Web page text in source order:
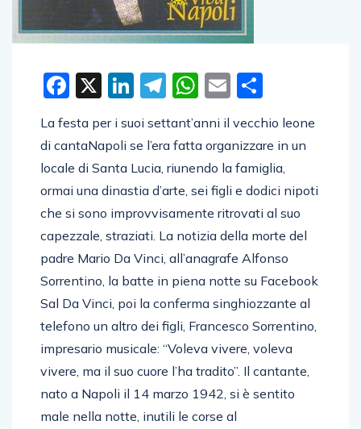
Facebook
X LinkedIn
Telegram
WhatsApp
Email
La festa per i suoi settant’anni il vecchio leone
di cantaNapoli se l’era fatta organizzare in un
locale di Santa Lucia, riunendo la famiglia,
ormai una dinastia d’arte, sei figli e dodici nipoti
che si sono improvvisamente ritrovati al suo
capezzale, straziati. La notizia della morte del
padre Mario Da Vinci, all’anagrafe Alfonso
Sorrentino, la batte in piena notte su Facebook
Sal Da Vinci, poi la conferma singhiozzante al
telefono un altro dei figli, Francesco Sorrentino,
impresario musicale: “Voleva vivere, voleva
vivere, ma il suo cuore l’ha tradito”. Il cantante,
nato a Napoli il 14 marzo 1942, si è sentito
male nella notte, inutili le corse al